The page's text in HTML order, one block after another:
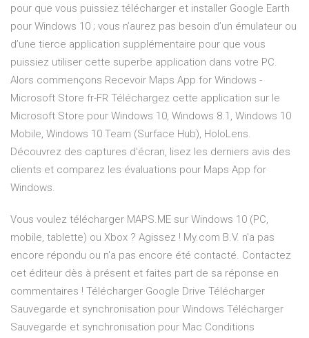
pour que vous puissiez télécharger et installer Google Earth
pour Windows 10 ; vous n’aurez pas besoin d’un émulateur ou
d’une tierce application supplémentaire pour que vous
puissiez utiliser cette superbe application dans votre PC.
Alors commençons Recevoir Maps App for Windows -
Microsoft Store fr-FR Téléchargez cette application sur le
Microsoft Store pour Windows 10, Windows 8.1, Windows 10
Mobile, Windows 10 Team (Surface Hub), HoloLens.
Découvrez des captures d’écran, lisez les derniers avis des
clients et comparez les évaluations pour Maps App for
Windows.
Vous voulez télécharger MAPS.ME sur Windows 10 (PC,
mobile, tablette) ou Xbox ? Agissez ! My.com B.V. n'a pas
encore répondu ou n'a pas encore été contacté. Contactez
cet éditeur dès à présent et faites part de sa réponse en
commentaires ! Télécharger Google Drive Télécharger
Sauvegarde et synchronisation pour Windows Télécharger
Sauvegarde et synchronisation pour Mac Conditions